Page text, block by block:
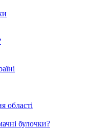
області
булочки?